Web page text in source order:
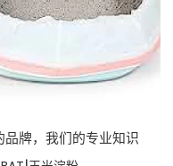
牌，我们的专业知识